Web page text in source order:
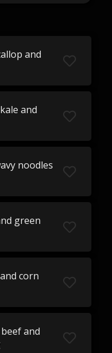
and
and
noodles
green
corn
and